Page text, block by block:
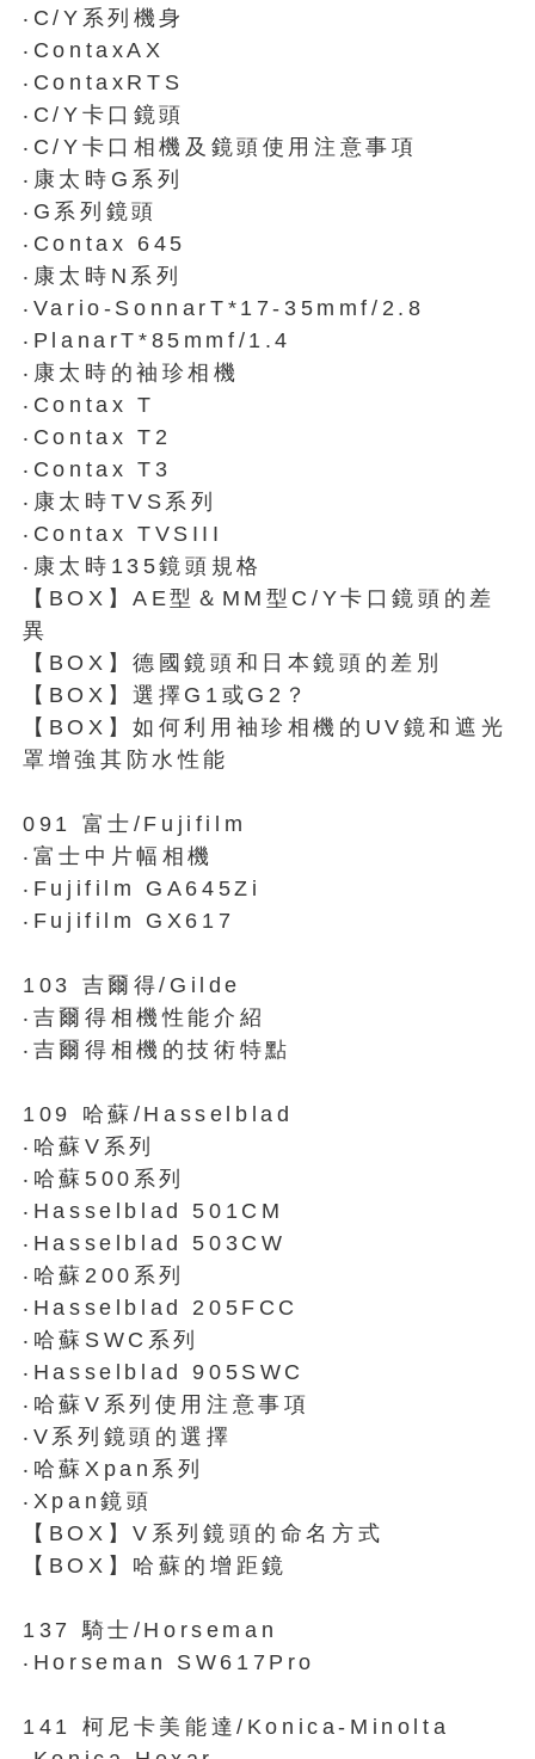
‧C/Y系列機身
‧ContaxAX
‧ContaxRTS
‧C/Y卡口鏡頭
‧C/Y卡口相機及鏡頭使用注意事項
‧康太時G系列
‧G系列鏡頭
‧Contax 645
‧康太時N系列
‧Vario-SonnarT*17-35mmf/2.8
‧PlanarT*85mmf/1.4
‧康太時的袖珍相機
‧Contax T
‧Contax T2
‧Contax T3
‧康太時TVS系列
‧Contax TVSIII
‧康太時135鏡頭規格
【BOX】AE型＆MM型C/Y卡口鏡頭的差
異
【BOX】德國鏡頭和日本鏡頭的差別
【BOX】選擇G1或G2？
【BOX】如何利用袖珍相機的UV鏡和遮光
罩增強其防水性能
091 富士/Fujifilm
‧富士中片幅相機
‧Fujifilm GA645Zi
‧Fujifilm GX617
103 吉爾得/Gilde
‧吉爾得相機性能介紹
‧吉爾得相機的技術特點
109 哈蘇/Hasselblad
‧哈蘇V系列
‧哈蘇500系列
‧Hasselblad 501CM
‧Hasselblad 503CW
‧哈蘇200系列
‧Hasselblad 205FCC
‧哈蘇SWC系列
‧Hasselblad 905SWC
‧哈蘇V系列使用注意事項
‧V系列鏡頭的選擇
‧哈蘇Xpan系列
‧Xpan鏡頭
【BOX】V系列鏡頭的命名方式
【BOX】哈蘇的增距鏡
137 騎士/Horseman
‧Horseman SW617Pro
141 柯尼卡美能達/Konica-Minolta